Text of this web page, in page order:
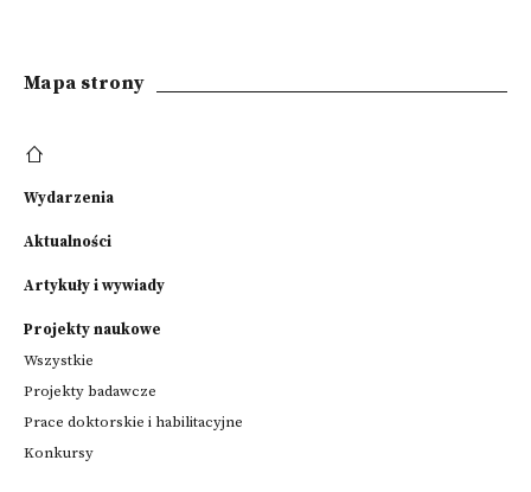
Mapa strony
Wydarzenia
Aktualności
Artykuły i wywiady
Projekty naukowe
Wszystkie
Projekty badawcze
Prace doktorskie i habilitacyjne
Konkursy